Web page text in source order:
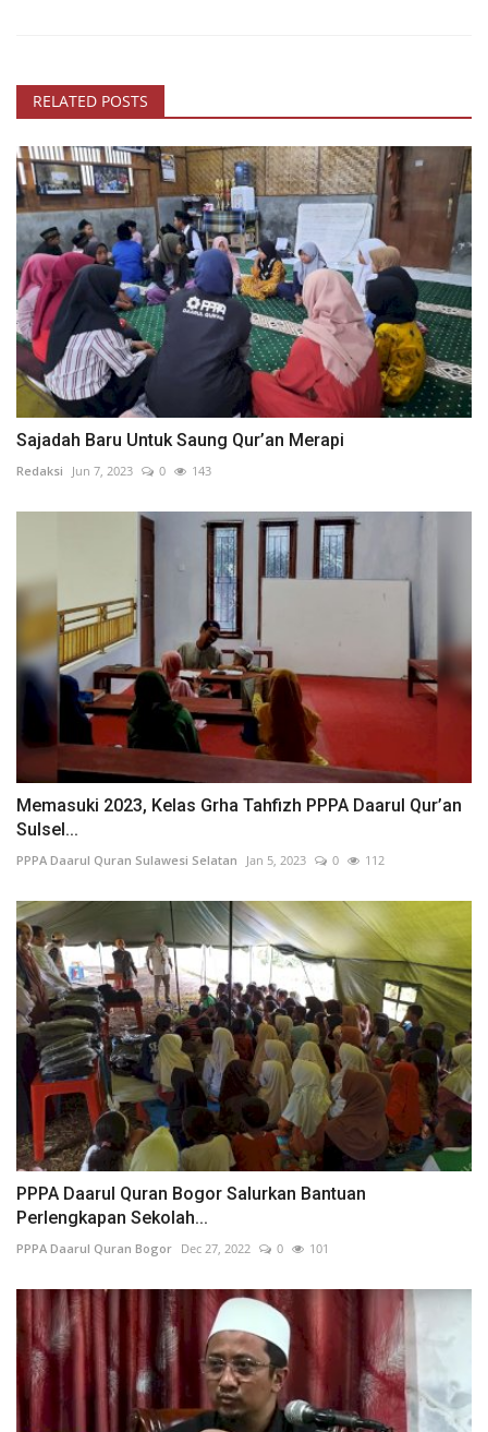
RELATED POSTS
Sajadah Baru Untuk Saung Qur’an Merapi
Redaksi Jun 7, 2023 0 143
Memasuki 2023, Kelas Grha Tahfizh PPPA Daarul Qur’an
Sulsel...
PPPA Daarul Quran Sulawesi Selatan Jan 5, 2023 0 112
PPPA Daarul Quran Bogor Salurkan Bantuan
Perlengkapan Sekolah...
PPPA Daarul Quran Bogor Dec 27, 2022 0 101